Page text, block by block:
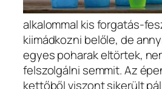
alkalommal kis forgatás-
kiimádkozni belőle, de
egyes poharak eltörtek,
felszolgálni semmit. Az
kettőből viszont sikerült